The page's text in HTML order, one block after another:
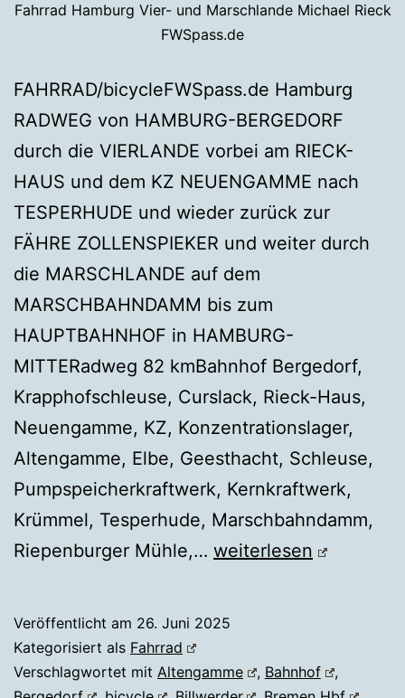
Fahrrad Hamburg Vier- und Marschlande Michael Rieck
FWSpass.de
FAHRRAD/bicycleFWSpass.de Hamburg
RADWEG von HAMBURG-BERGEDORF
durch die VIERLANDE vorbei am RIECK-
HAUS und dem KZ NEUENGAMME nach
TESPERHUDE und wieder zurück zur
FÄHRE ZOLLENSPIEKER und weiter durch
die MARSCHLANDE auf dem
MARSCHBAHNDAMM bis zum
HAUPTBAHNHOF in HAMBURG-
MITTERadweg 82 kmBahnhof Bergedorf,
Krapphofschleuse, Curslack, Rieck-Haus,
Neuengamme, KZ, Konzentrationslager,
Altengamme, Elbe, Geesthacht, Schleuse,
Pumpspeicherkraftwerk, Kernkraftwerk,
Krümmel, Tesperhude, Marschbahndamm,
Riepenburger Mühle,… Fahrrad
Marschlande
weiterlesen
Veröffentlicht am 26. Juni 2025
Kategorisiert als Fahrrad
Verschlagwortet mit Altengamme , Bahnhof
,